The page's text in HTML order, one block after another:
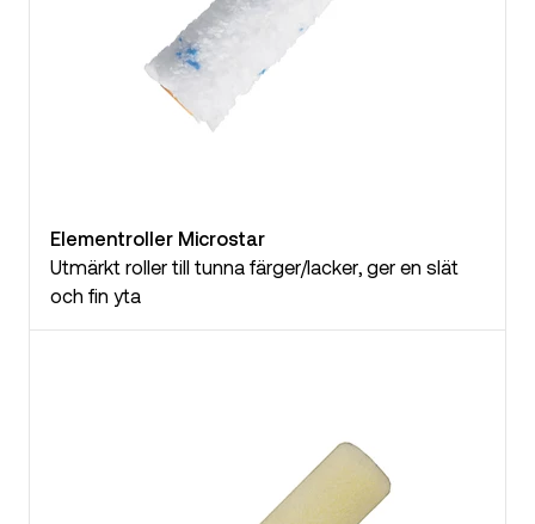
Elementroller Microstar
Utmärkt roller till tunna färger/lacker, ger en slät
och fin yta